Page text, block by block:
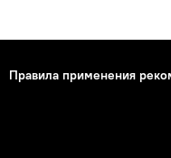
Правила применения